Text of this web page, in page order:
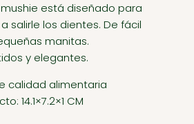
está diseñado para
salirle los dientes. De fácil
manitas.
y elegantes.
calidad alimentaria
14.1×7.2×1 CM